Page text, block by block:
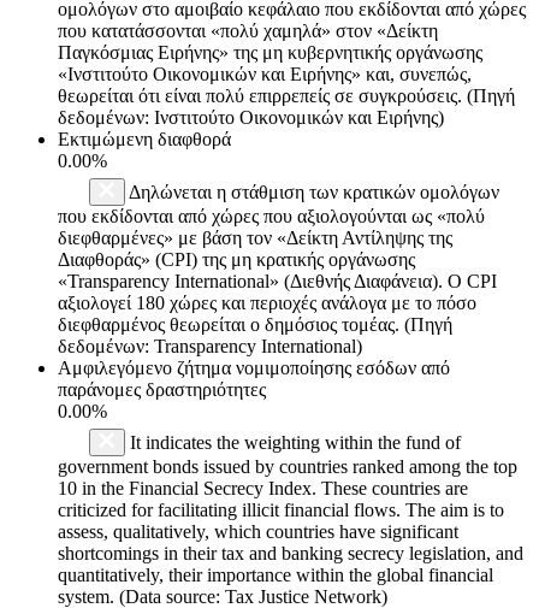
ομολόγων στο αμοιβαίο κεφάλαιο που εκδίδονται από χώρες
που κατατάσσονται «πολύ χαμηλά» στον «Δείκτη
Παγκόσμιας Ειρήνης» της μη κυβερνητικής οργάνωσης
«Ινστιτούτο Οικονομικών και Ειρήνης» και, συνεπώς,
θεωρείται ότι είναι πολύ επιρρεπείς σε συγκρούσεις. (Πηγή
δεδομένων: Ινστιτούτο Οικονομικών και Ειρήνης)
Εκτιμώμενη διαφθορά
0.00%
Δηλώνεται η στάθμιση των κρατικών ομολόγων
που εκδίδονται από χώρες που αξιολογούνται ως «πολύ
διεφθαρμένες» με βάση τον «Δείκτη Αντίληψης της
Διαφθοράς» (CPI) της μη κρατικής οργάνωσης
«Transparency International» (Διεθνής Διαφάνεια). Ο CPI
αξιολογεί 180 χώρες και περιοχές ανάλογα με το πόσο
διεφθαρμένος θεωρείται ο δημόσιος τομέας. (Πηγή
δεδομένων: Transparency International)
Αμφιλεγόμενο ζήτημα νομιμοποίησης εσόδων από
παράνομες δραστηριότητες
0.00%
It indicates the weighting within the fund of
government bonds issued by countries ranked among the top
10 in the Financial Secrecy Index. These countries are
criticized for facilitating illicit financial flows. The aim is to
assess, qualitatively, which countries have significant
shortcomings in their tax and banking secrecy legislation, and
quantitatively, their importance within the global financial
system. (Data source: Tax Justice Network)